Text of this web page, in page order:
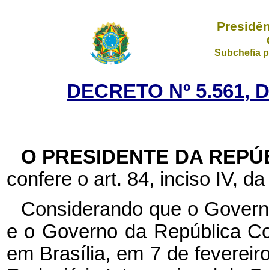
Subchefia
DECRETO Nº 5.561,
O PRESIDENTE DA
confere o art. 84, inciso IV,
Considerando que o
e o Governo da República
em Brasília, em 7 de